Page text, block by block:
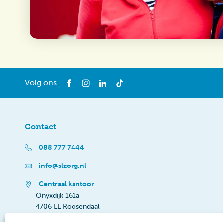
Volg ons
Contact
088 777 7444
info@slzorg.nl
Centraal kantoor
Onyxdijk 161a
4706 LL Roosendaal